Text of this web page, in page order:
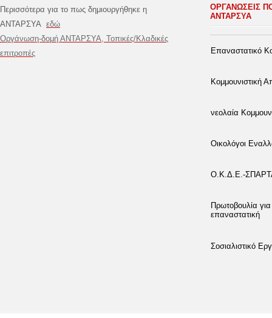
Περισσότερα για το πως δημιουργήθηκε η
ΑΝΤΑΡΣΥΑ εδώ
Οργάνωση-δομή ΑΝΤΑΡΣΥΑ, Τοπικές/Κλαδικές
επιτροπές
ΟΡΓΑΝΩΣΕΙΣ
ΑΝΤΑΡΣΥΑ
Επαναστατικό
Κομμουνιστική
νεολαία
Οικολόγοι
Ο.Κ.Δ.Ε.-
Πρωτοβουλία
επαναστατική
Σοσιαλιστικό